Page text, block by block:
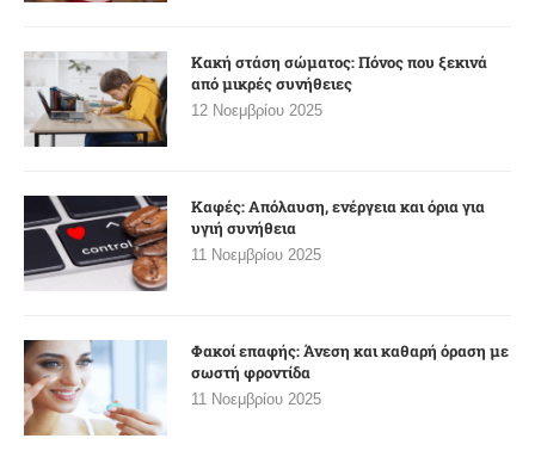
Κακή στάση σώματος: Πόνος που ξεκινά
από μικρές συνήθειες
12 Νοεμβρίου 2025
Καφές: Απόλαυση, ενέργεια και όρια για
υγιή συνήθεια
11 Νοεμβρίου 2025
Φακοί επαφής: Άνεση και καθαρή όραση με
σωστή φροντίδα
11 Νοεμβρίου 2025